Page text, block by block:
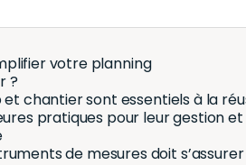
de matérielGestion des
Gestion des
Module Iris
Module de
informatique
Médical
votre planning
?
chantier sont essentiels à la
pratiques pour leur gestion
de mesures doit